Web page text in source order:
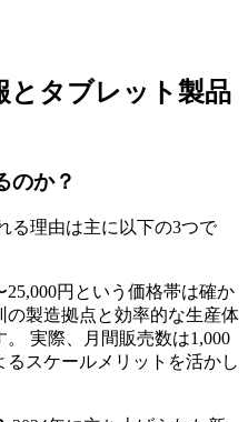
とタブレット製品
のか？
る理由は主に以下の3つで
25,000円という価格帯は確か
製造拠点と効率的な生産体
実際、月間販売数は1,000
スケールメリットを活かし